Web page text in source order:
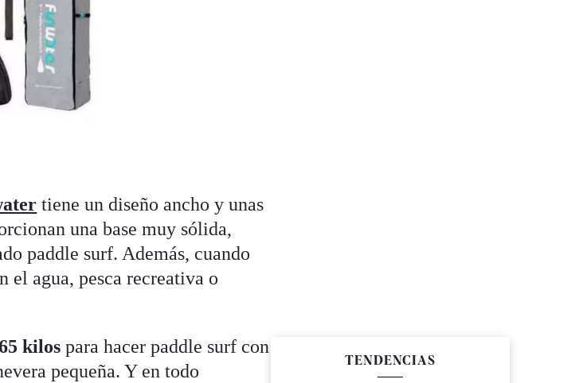
tiene un diseño ancho y unas
una base muy sólida,
paddle surf. Además, cuando
el agua, pesca recreativa o
kilos para hacer paddle surf con
pequeña. Y en todo
TENDENCIAS